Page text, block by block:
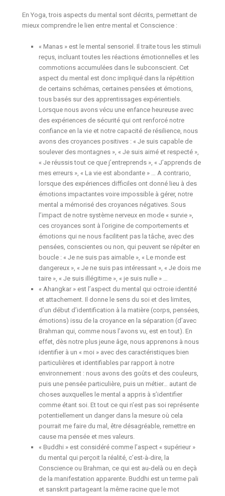
En Yoga, trois aspects du mental sont décrits, permettant de
mieux comprendre le lien entre mental et Conscience :
« Manas » est le mental sensoriel. Il traite tous les stimuli
reçus, incluant toutes les réactions émotionnelles et les
commotions accumulées dans le subconscient. Cet
aspect du mental est donc impliqué dans la répétition
de certains schémas, certaines pensées et émotions,
tous basés sur des apprentissages expérientiels.
Lorsque nous avons vécu une enfance heureuse avec
des expériences de sécurité qui ont renforcé notre
confiance en la vie et notre capacité de résilience, nous
avons des croyances positives : « Je suis capable de
soulever des montagnes », « Je suis aimé et respecté »,
« Je réussis tout ce que j’entreprends », « J’apprends de
mes erreurs », « La vie est abondante » … A contrario,
lorsque des expériences difficiles ont donné lieu à des
émotions impactantes voire impossible à gérer, notre
mental a mémorisé des croyances négatives. Sous
l’impact de notre système nerveux en mode « survie »,
ces croyances sont à l’origine de comportements et
émotions qui ne nous facilitent pas la tâche, avec des
pensées, conscientes ou non, qui peuvent se répéter en
boucle : « Je ne suis pas aimable », « Le monde est
dangereux », « Je ne suis pas intéressant », « Je dois me
taire », « Je suis illégitime », « je suis nulle » …
« Ahangkar » est l’aspect du mental qui octroie identité
et attachement. Il donne le sens du soi et des limites,
d’un début d’identification à la matière (corps, pensées,
émotions) issu de la croyance en la séparation (d’avec
Brahman qui, comme nous l’avons vu, est en tout). En
effet, dès notre plus jeune âge, nous apprenons à nous
identifier à un « moi » avec des caractéristiques bien
particulières et identifiables par rapport à notre
environnement : nous avons des goûts et des couleurs,
puis une pensée particulière, puis un métier… autant de
choses auxquelles le mental a appris à s’identifier
comme étant soi. Et tout ce qui n’est pas soi représente
potentiellement un danger dans la mesure où cela
pourrait me faire du mal, être désagréable, remettre en
cause ma pensée et mes valeurs.
« Buddhi » est considéré comme l’aspect « supérieur »
du mental qui perçoit la réalité, c’est-à-dire, la
Conscience ou Brahman, ce qui est au-delà ou en deçà
de la manifestation apparente. Buddhi est un terme pali
et sanskrit partageant la même racine que le mot